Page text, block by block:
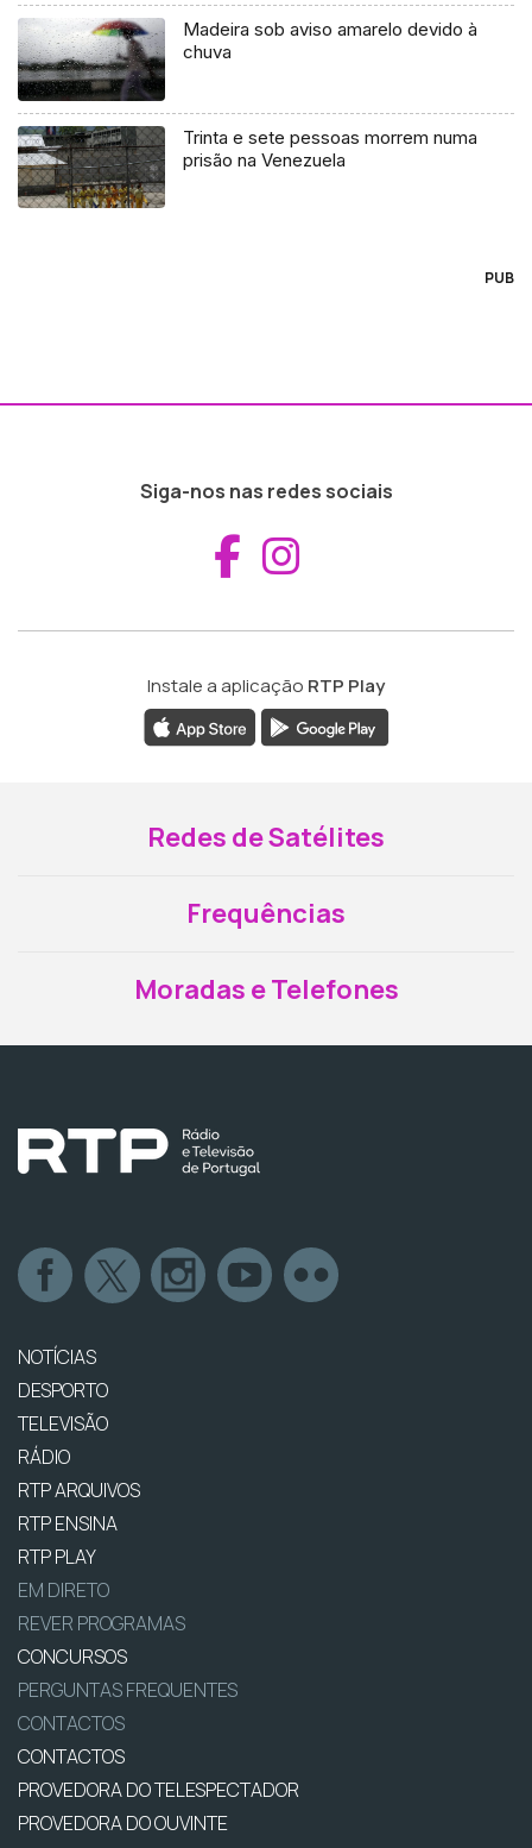
Madeira sob aviso amarelo devido à
chuva
Trinta e sete pessoas morrem numa
prisão na Venezuela
PUB
Siga-nos nas redes sociais
Aceder ao
Instale a aplicação RTP Play
Redes de Satélites
Frequências
Moradas e Telefones
NOTÍCIAS
DESPORTO
TELEVISÃO
RÁDIO
RTP ARQUIVOS
RTP ENSINA
RTP PLAY
EM DIRETO
REVER PROGRAMAS
CONCURSOS
PERGUNTAS FREQUENTES
CONTACTOS
CONTACTOS
PROVEDORA DO TELESPECTADOR
PROVEDORA DO OUVINTE